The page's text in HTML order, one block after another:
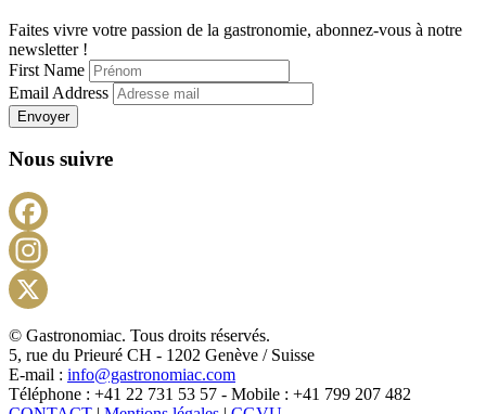
Faites vivre votre passion de la gastronomie, abonnez-vous à notre
newsletter !
First Name
Email Address
Envoyer
Nous suivre
X
© Gastronomiac. Tous droits réservés.
5, rue du Prieuré CH - 1202 Genève / Suisse
E-mail : info@gastronomiac.com
Téléphone : +41 22 731 53 57 - Mobile : +41 799 207 482